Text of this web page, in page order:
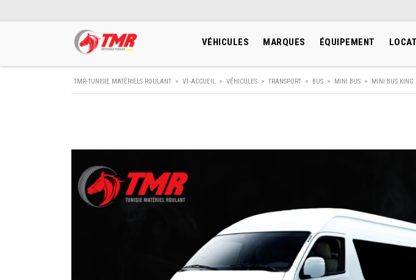
VÉHICULES MARQUES ÉQUIPEMENT
TMR-TUNISIE MATÉRIELS ROULANT > V1-ACCUEIL > VÉHICULES > TRANSPORT > BUS > MINI BUS > MINI BUS KING